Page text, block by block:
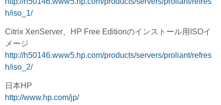
h/iso_1/
Citrix XenServer、HP Free Editionのインストール用ISOイ
メージ
http://h50146.www5.hp.com/products/servers/proliant/refres
h/iso_2/
日本HP
http://www.hp.com/jp/